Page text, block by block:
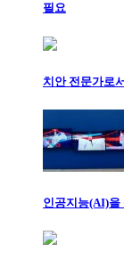
필요
치안 전문가로
인공지능(AI)을